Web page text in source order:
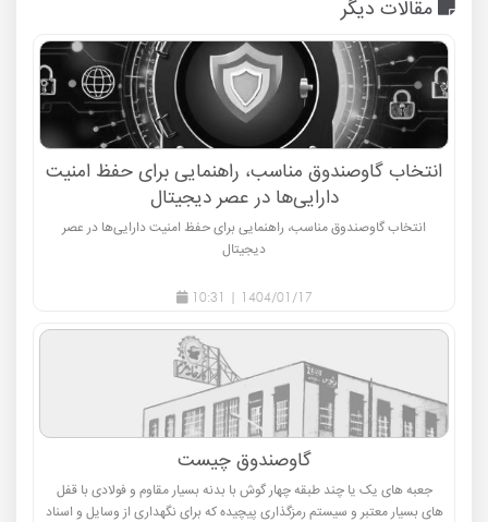
مقالات دیگر
1404/01/17 | 10:31
انتخاب گاوصندوق مناسب، راهنمایی برای حفظ امنیت
دارایی‌ها در عصر دیجیتال
انتخاب گاوصندوق مناسب، راهنمایی برای حفظ امنیت دارایی‌ها در عصر
دیجیتال
گاوصندوق چیست
جعبه های یک یا چند طبقه چهار گوش با بدنه بسیار مقاوم و فولادی با قفل
های بسیار معتبر و سیستم رمزگذاری پیچیده که برای نگهداری از وسایل و اسناد